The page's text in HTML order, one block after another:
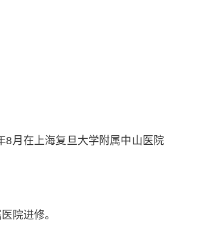
8月在上海复旦大学附属中山医院
院进修。